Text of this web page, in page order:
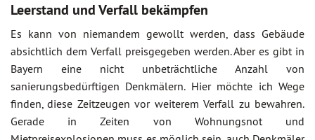
Leerstand und Verfall bekämpfen
Es kann von niemandem gewollt werden, dass Gebäude
absichtlich dem Verfall preisgegeben werden. Aber es gibt in
Bayern eine nicht unbeträchtliche Anzahl von
sanierungsbedürftigen Denkmälern. Hier möchte ich Wege
finden, diese Zeitzeugen vor weiterem Verfall zu bewahren.
Gerade in Zeiten von Wohnungsnot und